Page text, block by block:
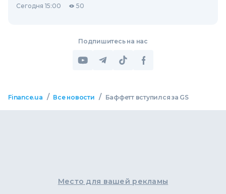
Сегодня 15:00 50
Подпишитесь на нас
Finance.ua / Все новости / Баффетт вступился за GS
Место для вашей рекламы